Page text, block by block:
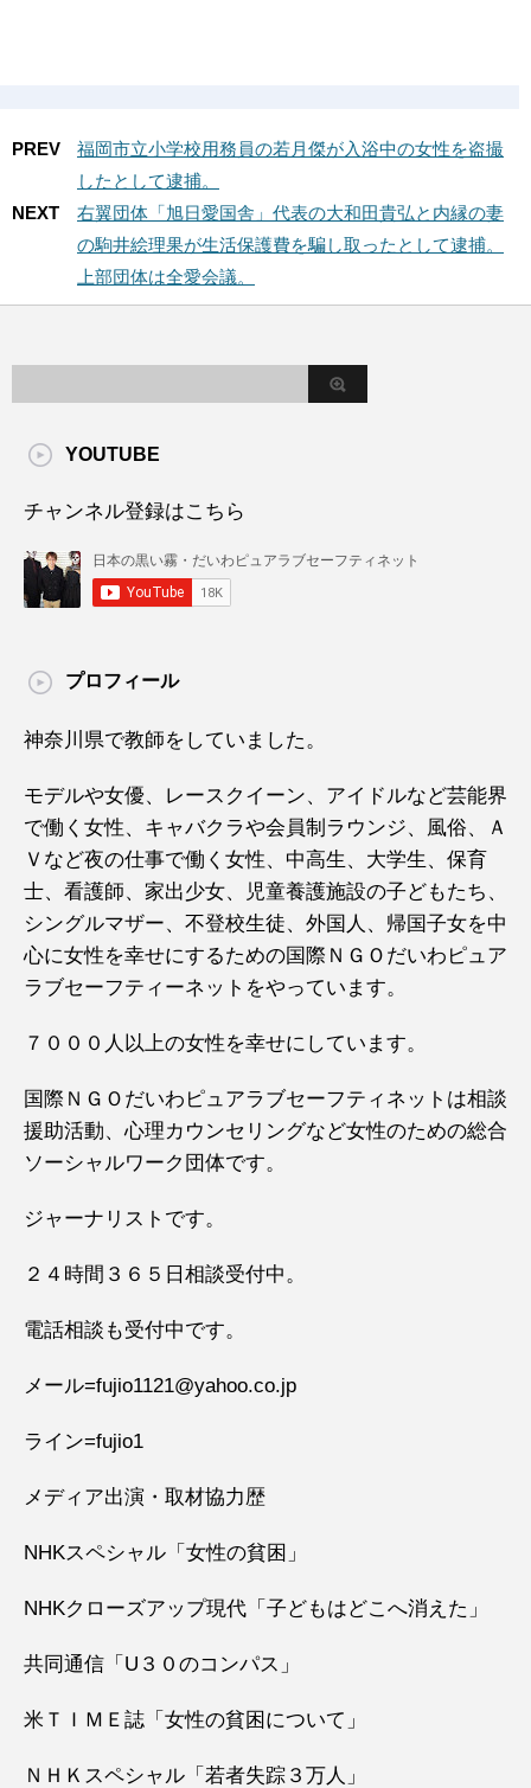
PREV
福岡市立小学校用務員の若月傑が入浴中の女性を盗撮
したとして逮捕。
NEXT
右翼団体「旭日愛国舎」代表の大和田貴弘と内縁の妻
の駒井絵理果が生活保護費を騙し取ったとして逮捕。
上部団体は全愛会議。
YOUTUBE
チャンネル登録はこちら
プロフィール
神奈川県で教師をしていました。
モデルや女優、レースクイーン、アイドルなど芸能界
で働く女性、キャバクラや会員制ラウンジ、風俗、Ａ
Ｖなど夜の仕事で働く女性、中高生、大学生、保育
士、看護師、家出少女、児童養護施設の子どもたち、
シングルマザー、不登校生徒、外国人、帰国子女を中
心に女性を幸せにするための国際ＮＧＯだいわピュア
ラブセーフティーネットをやっています。
７０００人以上の女性を幸せにしています。
国際ＮＧＯだいわピュアラブセーフティネットは相談
援助活動、心理カウンセリングなど女性のための総合
ソーシャルワーク団体です。
ジャーナリストです。
２４時間３６５日相談受付中。
電話相談も受付中です。
メール=fujio1121@yahoo.co.jp
ライン=fujio1
メディア出演・取材協力歴
NHKスペシャル「女性の貧困」
NHKクローズアップ現代「子どもはどこへ消えた」
共同通信「U３０のコンパス」
米ＴＩＭＥ誌「女性の貧困について」
ＮＨＫスペシャル「若者失踪３万人」